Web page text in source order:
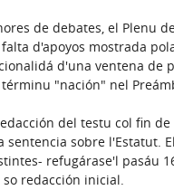
de debates, el Plenu
d'apoyos mostrada
d'una ventena de
"nación" nel
del testu col fin
sobre l'Estatut.
refugárase'l pasáu
redacción inicial.